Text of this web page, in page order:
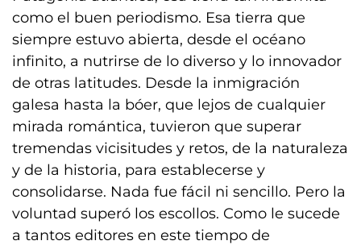
como el buen periodismo. Esa tierra que
siempre estuvo abierta, desde el océano
infinito, a nutrirse de lo diverso y lo innovador
de otras latitudes. Desde la inmigración
galesa hasta la bóer, que lejos de cualquier
mirada romántica, tuvieron que superar
tremendas vicisitudes y retos, de la naturaleza
y de la historia, para establecerse y
consolidarse. Nada fue fácil ni sencillo. Pero la
voluntad superó los escollos. Como le sucede
a tantos editores en este tiempo de